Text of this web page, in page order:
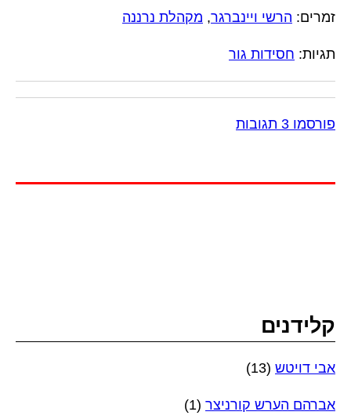
זמרים: הרשי ויינברגר, מקהלת נרננה
תגיות: חסידות גור
פורסמו 3 תגובות
קלידנים
אבי דויטש (13)
אברהם הערש קורניצר (1)